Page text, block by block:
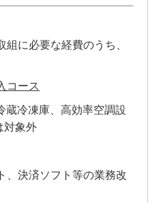
に必要な経費のうち、
コース
蔵冷凍庫、高効率空調設
象外
、決済ソフト等の業務改